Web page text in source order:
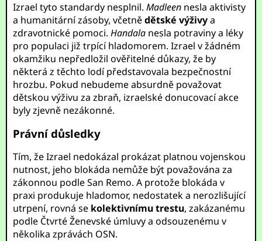
Izrael tyto standardy nesplnil.Madleen nesla aktivisty
a humanitární zásoby, včetnědětské výživya
zdravotnické pomoci.Handala nesla potraviny a léky
pro populaci již trpící hladomorem. Izrael v žádném
okamžiku nepředložil ověřitelné důkazy, že by
některá z těchto lodí představovala bezpečnostní
hrozbu. Pokud nebudeme absurdně považovat
dětskou výživu za zbraň, izraelské donucovací akce
byly zjevně nezákonné.
Právní důsledky
Tím, že Izrael nedokázal prokázat platnou vojenskou
nutnost, jeho blokáda nemůže být považována za
zákonnou podle San Remo. A protože blokáda v
praxi produkuje hladomor, nedostatek a nerozlišující
utrpení, rovná se kolektivnímu trestu, zakázanému
podle Čtvrté Ženevské úmluvy a odsouzenému v
několika zprávách OSN.